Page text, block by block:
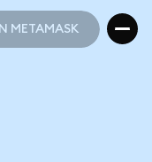
METAMASK